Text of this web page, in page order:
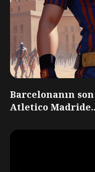
Barcelonanın
Atletico